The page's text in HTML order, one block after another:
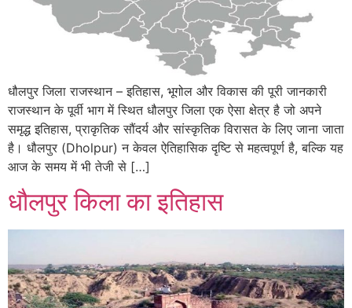
धौलपुर जिला राजस्थान – इतिहास, भूगोल और विकास की पूरी जानकारी
राजस्थान के पूर्वी भाग में स्थित धौलपुर जिला एक ऐसा क्षेत्र है जो अपने
समृद्ध इतिहास, प्राकृतिक सौंदर्य और सांस्कृतिक विरासत के लिए जाना जाता
है। धौलपुर (Dholpur) न केवल ऐतिहासिक दृष्टि से महत्वपूर्ण है, बल्कि यह
आज के समय में भी तेजी से […]
धौलपुर किला का इतिहास